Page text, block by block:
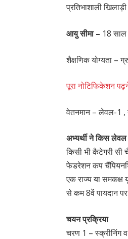
प्रतिभाशाली
आयु सीमा – 18 साल
शैक्षणिक योग्यता –
पूरा नोटिफिकेशन
वेतनमान – लेवल-1 ,
अभ्यर्थी ने किस
किसी भी कैटेगरी सी
फेडरेशन कप
एक राज्य या समकक्ष
से कम 8वें पायदान
चयन प्रक्रिया
चरण 1 – स्क्रीनिंग